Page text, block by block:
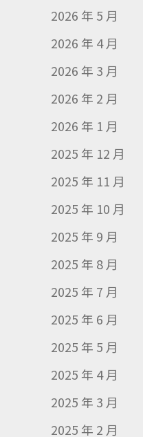
2026 年 5 月
2026 年 4 月
2026 年 3 月
2026 年 2 月
2026 年 1 月
2025 年 12 月
2025 年 11 月
2025 年 10 月
2025 年 9 月
2025 年 8 月
2025 年 7 月
2025 年 6 月
2025 年 5 月
2025 年 4 月
2025 年 3 月
2025 年 2 月